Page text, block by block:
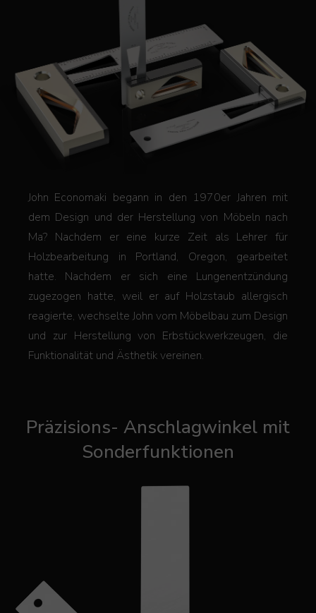
John Economaki begann in den 1970er Jahren mit
dem Design und der Herstellung von Möbeln nach
Ma? Nachdem er eine kurze Zeit als Lehrer für
Holzbearbeitung in Portland, Oregon, gearbeitet
hatte. Nachdem er sich eine Lungenentzündung
zugezogen hatte, weil er auf Holzstaub allergisch
reagierte, wechselte John vom Möbelbau zum Design
und zur Herstellung von Erbstückwerkzeugen, die
Funktionalität und Ästhetik vereinen.
Präzisions- Anschlagwinkel mit
Sonderfunktionen